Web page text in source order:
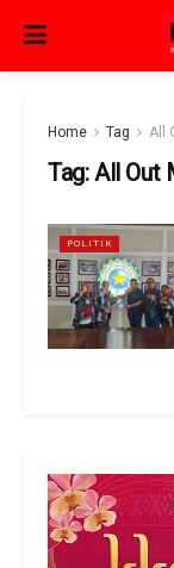
Home Tag All
Tag:All Out
POLITIK